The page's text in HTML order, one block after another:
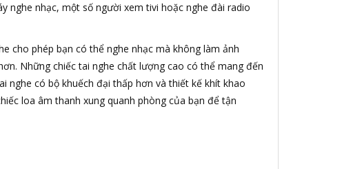
nghe nhạc, một số người xem tivi hoặc nghe đài radio
cho phép bạn có thể nghe nhạc mà không làm ảnh
Những chiếc tai nghe chất lượng cao có thể mang đến
nghe có bộ khuếch đại thấp hơn và thiết kế khít khao
loa âm thanh xung quanh phòng của bạn để tận